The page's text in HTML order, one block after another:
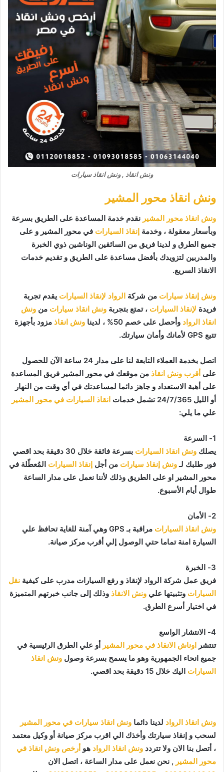
ونش انقاذ , ونش انقاذ سيارات
ونش انقاذ محور المشير
ونش انقاذ محور المشير نقدم خدمة المساعدة على الطريق بسرعة
وبأسعار معقولة ، وخدمة إنقاذ السيارات في محور المشير و على
جميع الطرق و لدينا فريق من السائقين الوناشين ذوي الخبرة
والمدربين لتزويدك بأفضل مساعدة على الطريق و تقديم خدمات
الانقاذ السريع.
ونش إنقاذ سيارات من شركة الرواد لإنقاذ السيارات يقدم تجربة
فريدة لإنقاذ السيارات ، تمتع بتجربة ونش انقاذ سيارات من ونش
انقاذ الرواد وأحصل على خصم 50% ، لدينا ونش انقاذ مزود بأجهزة
تتبع GPS لأمانك وأمان سيارتك.
اتصل بخدمة العملاء التابعة لنا على مدار 24 ساعة الآن للحصول
على أقرب ونش انقاذ من موقعك في محور المشير فريق المساعدة
على أهبة الاستعداد و جاهز دائما لمساعدتك في أي وقت من النهار
أو الليل 24/7/365 تشمل خدمات
انقاذ السيارات في محور المشير
علي ما يلي:
1- السرعة
يصلك ونش انقاذ السيارات
بسرعة فائقة خلال 30 دقيقة بحد اقصي
فور طلبك لـونش إنقاذ سيارات من أجل إنقاذ السيارات المُعطّلة في
محور المشير او على الطريق وذلك لأننا نعمل على مدار الساعة
طوال أيام الأسبوع.
2- الأمان
ونش انقاذ السيارات
مراقبة بـ GPS وهي آمنة للغاية تحافظ علي
السيارة امنة تماما حتي الوصول إلي أقرب مركز صيانة.
3- الخبرة
فريق عمل شركة الرواد لإنقاذ و رفع السيارات مدرب على كيفية نقل
السيارات وتثبيتها علي ونش الانقاذ وذلك إلى جانب خبرتهم المتميزة
في اختيار أسرع الطرق.
4- الانتشار الواسع
تنتشر اوناش الانقاذ في محور المشير أو علي الطرق الرئيسية في
جميع انحاء الجمهورية وهو ما يسمح بسرعة وصول ونش انقاذ
السيارات اليك خلال 15 دقيقة بحد اقصي.
ونش انقاذ الرواد لدينا دائما ونش انقاذ سيارات في محور المشير
لسحب و إنقاذ سيارتك وأخذك الي اقرب مركز صيانة أو وكيل معتمد
، أتصل بنا الان ولا تتردد ونش انقاذ الرواد هو أرخص ونش انقاذ في
محور المشير , نحن نعمل على مدار الساعة ، اتصل الان